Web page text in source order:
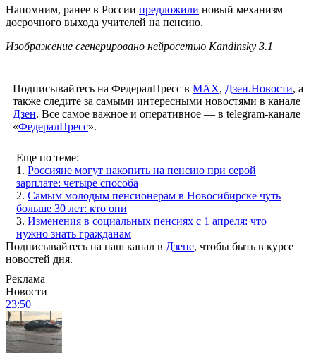
Напомним, ранее в России предложили новый механизм
досрочного выхода учителей на пенсию.
Изображение сгенерировано нейросетью Kandinsky 3.1
Подписывайтесь на ФедералПресс в МАХ, Дзен.Новости, а
также следите за самыми интересными новостями в канале
Дзен. Все самое важное и оперативное — в telegram-канале
«ФедералПресс».
Еще по теме:
1. Россияне могут накопить на пенсию при серой
зарплате: четыре способа
2. Самым молодым пенсионерам в Новосибирске чуть
больше 30 лет: кто они
3. Изменения в социальных пенсиях с 1 апреля: что
нужно знать гражданам
Подписывайтесь на наш канал в Дзене, чтобы быть в курсе
новостей дня.
Реклама
Новости
23:50